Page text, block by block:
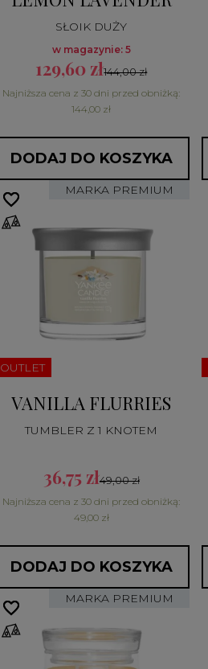
SŁOIK DUŻY
w magazynie: 5
129,60 zł144,00 zł
Najniższa cena z 30 dni przed obniżką:
144,00 zł
DODAJ DO KOSZYKA
MARKA PREMIUM
OUTLET
VANILLA FLURRIES
TUMBLER Z 1 KNOTEM
36,75 zł49,00 zł
Najniższa cena z 30 dni przed obniżką:
49,00 zł
DODAJ DO KOSZYKA
favorite_border
favorite_border
MARKA PREMIUM
favorite_border
favorite_border